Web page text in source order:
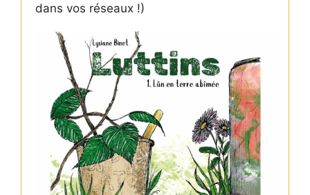
dans vos réseaux !)